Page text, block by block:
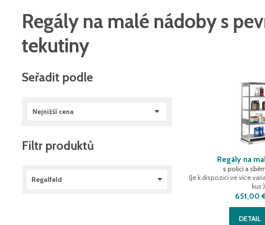
Regály na malé nádoby s
tekutiny
Seřadit podle
Nejnižší cena
Filtr produktů
Regalfeld
Regály na
s policí a
(Je k dispozici ve více
kus )
651,00
DETAIL